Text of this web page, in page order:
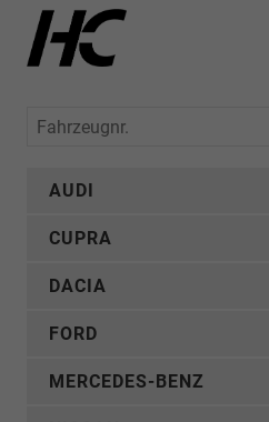
Fahrzeugnr.
AUDI
CUPRA
DACIA
FORD
MERCEDES-BENZ